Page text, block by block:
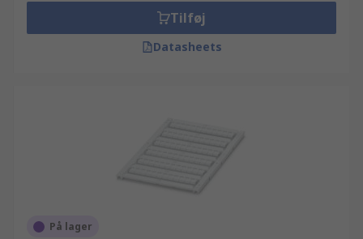
Tilføj
Datasheets
På lager